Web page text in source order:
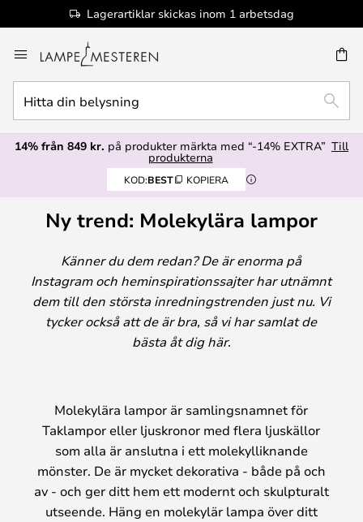
Lagerartiklar skickas inom 1 arbetsdag
till
innehållet
din
belysning
SÖK
14% från 849 kr. på produkter märkta med “-14% EXTRA” Till
produkterna
KOD:BEST KOPIERA
Ny trend: Molekylära lampor
Känner du dem redan? De är enorma på
Instagram och heminspirationssajter har utnämnt
dem till den största inredningstrenden just nu. Vi
tycker också att de är bra, så vi har samlat de
bästa åt dig här.
Molekylära lampor är samlingsnamnet för
Taklampor eller ljuskronor med flera ljuskällor
som alla är anslutna i ett molekylliknande
mönster. De är mycket dekorativa - både på och
av - och ger ditt hem ett modernt och skulpturalt
utseende. Häng en molekylär lampa över ditt